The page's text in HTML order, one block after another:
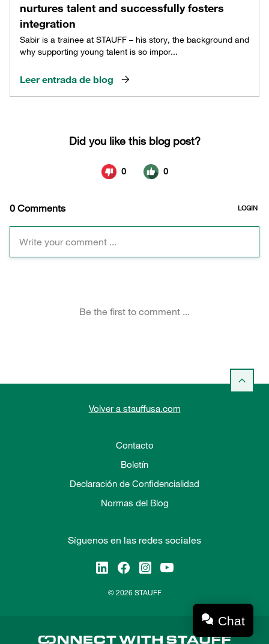
nurtures talent and successfully fosters
integration
Sabir is a trainee at STAUFF – his story, the background and
why supporting young talent is so impor...
Leer entrada de blog
Volver a stauffusa.com
Contacto
Boletín
Declaración de Confidencialidad
Normas del Blog
Síguenos en las redes sociales
© 2026 STAUFF
Chat